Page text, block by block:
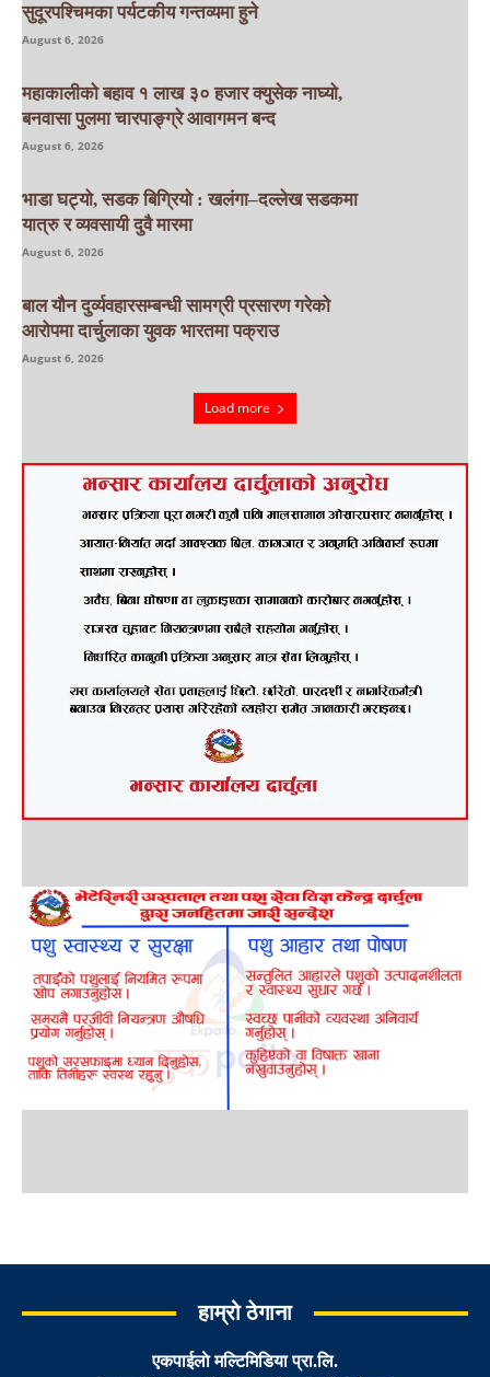
सुदूरपश्चिमका पर्यटकीय गन्तव्यमा हुने
August 6, 2026
महाकालीको बहाव १ लाख ३० हजार क्युसेक नाघ्यो,
बनवासा पुलमा चारपाङ्ग्रे आवागमन बन्द
August 6, 2026
भाडा घट्यो, सडक बिग्रियो : खलंगा–दल्लेख सडकमा
यात्रु र व्यवसायी दुवै मारमा
August 6, 2026
बाल यौन दुर्व्यवहारसम्बन्धी सामग्री प्रसारण गरेको
आरोपमा दार्चुलाका युवक भारतमा पक्राउ
August 6, 2026
Load more
हाम्रो ठेगाना
एकपाईलाे मल्टिमिडिया प्रा.लि.